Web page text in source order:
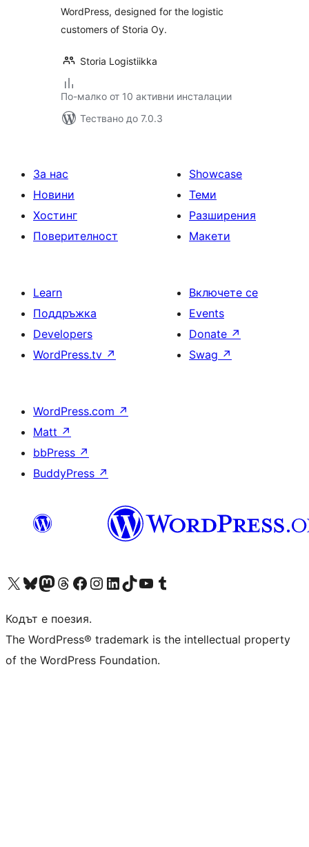
WordPress, designed for the logistic
customers of Storia Oy.
Storia Logistiikka
По-малко от 10 активни инсталации
Тествано до 7.0.3
За нас
Новини
Хостинг
Поверителност
Showcase
Теми
Разширения
Макети
Learn
Поддръжка
Developers
WordPress.tv ↗
Включете се
Events
Donate ↗
Swag ↗
WordPress.com ↗
Matt ↗
bbPress ↗
BuddyPress ↗
Visit our X (formerly Twitter) account
Visit our Bluesky account
Visit our Mastodon account
Visit our Threads account
Посетете нашата страница във Facebook
Посетете нашия профил в Instagram
Посетете нашия профил в LinkedIn
Visit our TikTok account
Visit our YouTube channel
Visit our Tumblr account
Кодът е поезия.
The WordPress® trademark is the intellectual property
of the WordPress Foundation.